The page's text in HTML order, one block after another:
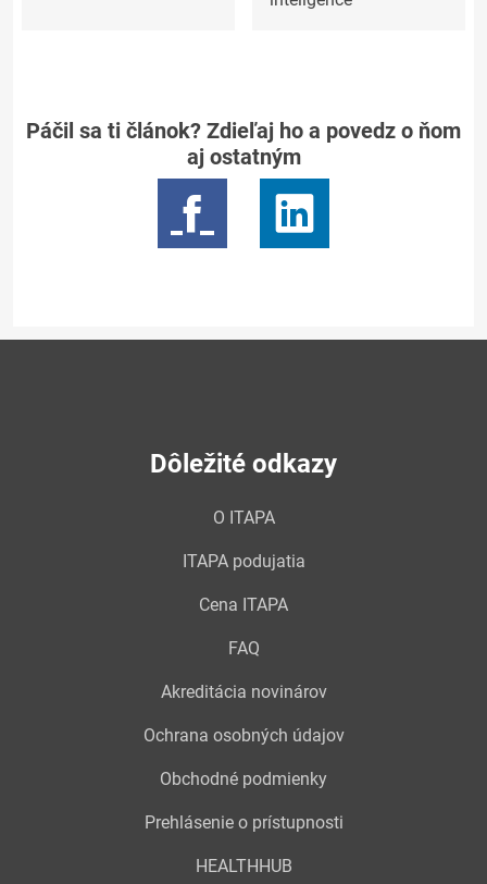
Páčil sa ti článok? Zdieľaj ho a povedz o ňom
aj ostatným
Dôležité odkazy
O ITAPA
ITAPA podujatia
Cena ITAPA
FAQ
Akreditácia novinárov
Ochrana osobných údajov
Obchodné podmienky
Prehlásenie o prístupnosti
HEALTHHUB